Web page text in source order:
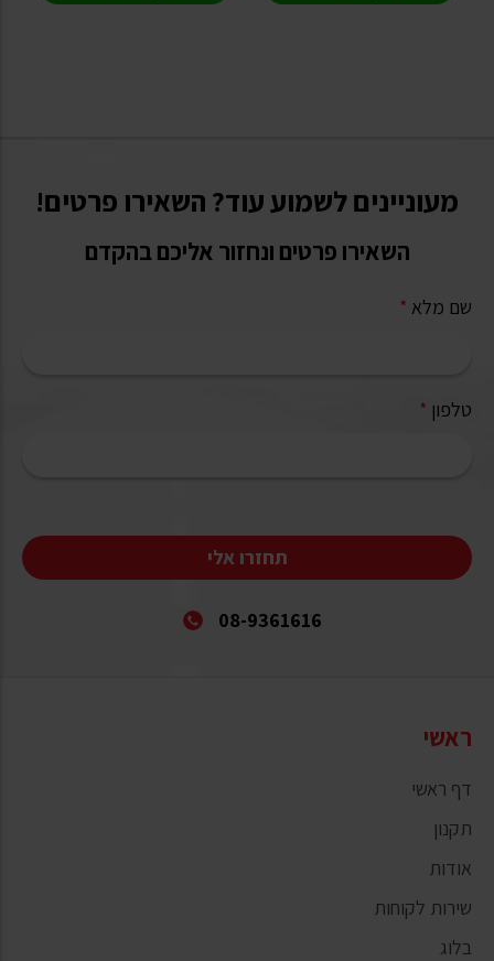
מעוניינים לשמוע עוד? השאירו פרטים!
השאירו פרטים ונחזור אליכם בהקדם
שם מלא *
טלפון *
תחזרו אלי
08-9361616
ראשי
דף ראשי
תקנון
אודות
שירות לקוחות
בלוג